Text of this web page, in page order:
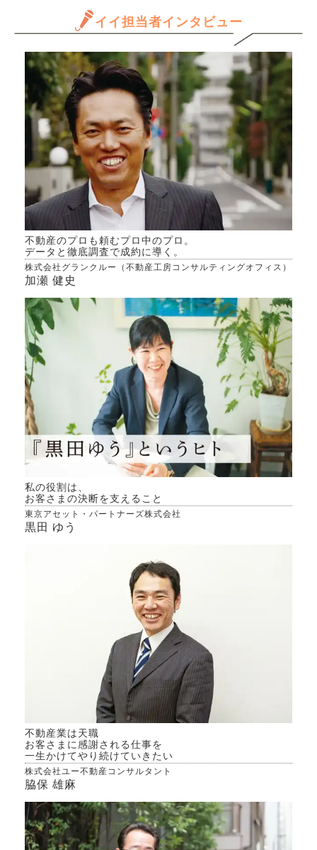
だけ
ます
きる
か、
専門
イイ担当者インタビュー
不動産のプロも頼むプロ中のプロ。
データと徹底調査で成約に導く。
株式会社グランクルー（不動産工房コンサルティングオフィス）
加瀬 健史
私の役割は、
お客さまの決断を支えること
東京アセット・パートナーズ株式会社
黒田 ゆう
不動産業は天職
お客さまに感謝される仕事を
一生かけてやり続けていきたい
株式会社ユー不動産コンサルタント
脇保 雄麻